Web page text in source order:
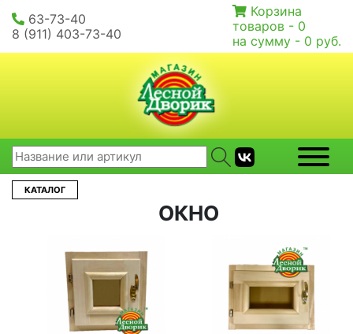
63-73-40
8 (911) 403-73-40
Корзина
товаров - 0
на сумму - 0 руб.
КАТАЛОГ
ОКНО